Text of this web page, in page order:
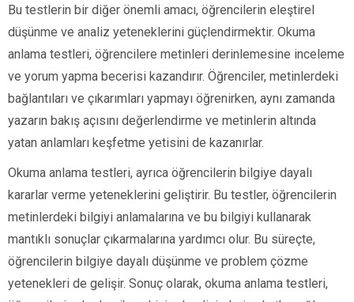
Bu testlerin bir diğer önemli amacı, öğrencilerin eleştirel
düşünme ve analiz yeteneklerini güçlendirmektir. Okuma
anlama testleri, öğrencilere metinleri derinlemesine inceleme
ve yorum yapma becerisi kazandırır. Öğrenciler, metinlerdeki
bağlantıları ve çıkarımları yapmayı öğrenirken, aynı zamanda
yazarın bakış açısını değerlendirme ve metinlerin altında
yatan anlamları keşfetme yetisini de kazanırlar.
Okuma anlama testleri, ayrıca öğrencilerin bilgiye dayalı
kararlar verme yeteneklerini geliştirir. Bu testler, öğrencilerin
metinlerdeki bilgiyi anlamalarına ve bu bilgiyi kullanarak
mantıklı sonuçlar çıkarmalarına yardımcı olur. Bu süreçte,
öğrencilerin bilgiye dayalı düşünme ve problem çözme
yetenekleri de gelişir. Sonuç olarak, okuma anlama testleri,